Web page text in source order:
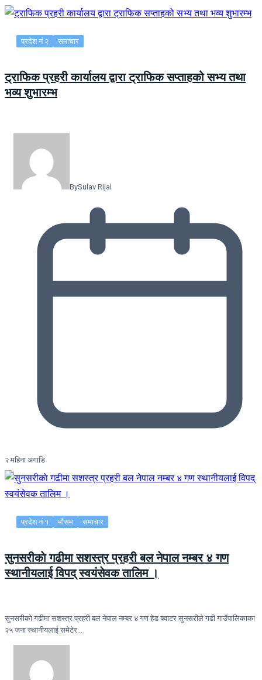
प्रदेश नं २ समाचार
ट्राफिक प्रहरी कार्यालय द्वारा ट्राफिक सप्ताहको सभ्य तथा
भव्य शुभारम्भ
BySulav Rijal
२ महिना अगाडि
प्रदेश नं १ मौसम समाचार
सुनसरीकाे गढीमा सशस्त्र प्रहरी बल नेपाल नम्बर ४ गण
स्थानीयलाई विपद् स्वयंसेवक तालिम ।
सुनसरीकाे गढीमा सशस्त्र प्रहरी बल नेपाल नम्बर ४ गण हेड क्वाटर सुनसरीले गढी गाउँपालिकाका
२५ जना स्थानीयलाई समेटेर…